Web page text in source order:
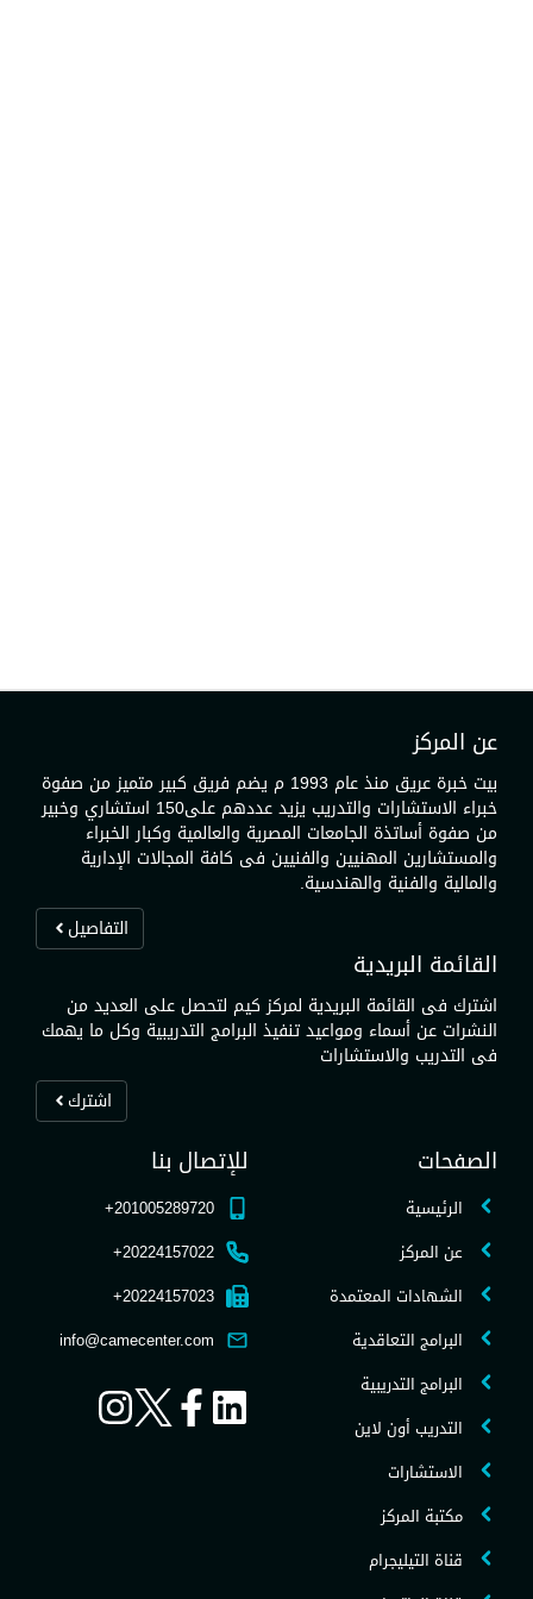
عن المركز
بيت خبرة عريق منذ عام 1993 م يضم فريق كبير متميز من صفوة
خبراء الاستشارات والتدريب يزيد عددهم على150 استشاري وخبير
من صفوة أساتذة الجامعات المصرية والعالمية وكبار الخبراء
والمستشارين المهنيين والفنيين فى كافة المجالات الإدارية
والمالية والفنية والهندسية.
التفاصيل
القائمة البريدية
اشترك فى القائمة البريدية لمركز كيم لتحصل على العديد من
النشرات عن أسماء ومواعيد تنفيذ البرامج التدريبية وكل ما يهمك
فى التدريب والاستشارات
اشترك
الصفحات
الرئيسية
عن المركز
الشهادات المعتمدة
البرامج التعاقدية
البرامج التدريبية
التدريب أون لاين
الاستشارات
مكتبة المركز
قناة التيليجرام
للإتصال بنا
201005289720+
20224157022+
20224157023+
info@camecenter.com